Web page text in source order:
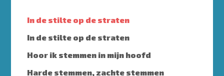
In de stilte op de straten
In de stilte op de straten
Hoor ik stemmen in mijn hoofd
Harde stemmen, zachte stemmen